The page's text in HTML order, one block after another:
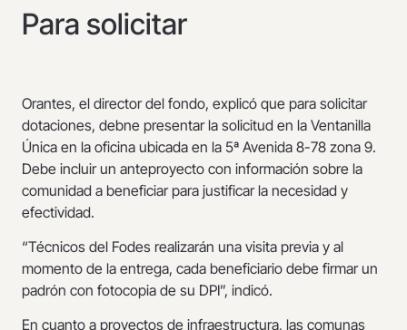
Para solicitar
Orantes, el director del fondo, explicó que para solicitar
dotaciones, debne presentar la solicitud en la Ventanilla
Única en la oficina ubicada en la 5ª Avenida 8-78 zona 9.
Debe incluir un anteproyecto con información sobre la
comunidad a beneficiar para justificar la necesidad y
efectividad.
“Técnicos del Fodes realizarán una visita previa y al
momento de la entrega, cada beneficiario debe firmar un
padrón con fotocopia de su DPI”, indicó.
En cuanto a proyectos de infraestructura, las comunas